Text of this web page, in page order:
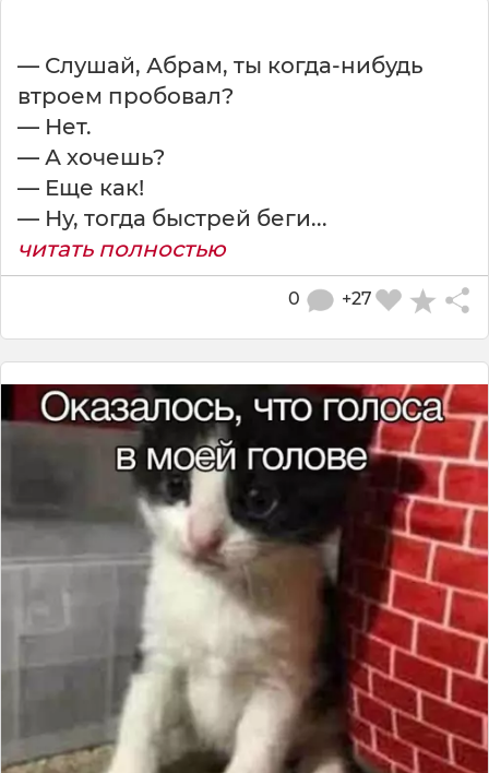
— Слушай, Абрам, ты когда-нибудь
втроем пробовал?
— Нет.
— А хочешь?
— Еще как!
— Ну, тогда быстрей беги...
читать полностью
+27
0